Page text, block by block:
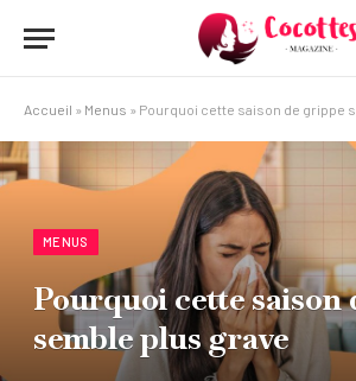
Accueil » Menus » Pourquoi cette saison de grippe
MENUS
Pourquoi cette saison
semble plus grave